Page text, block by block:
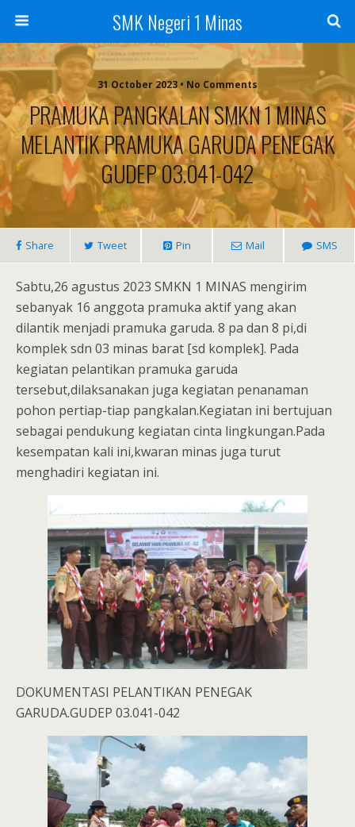
SMK Negeri 1 Minas
31 October 2023 • No Comments
PRAMUKA PANGKALAN SMKN 1 MINAS
MELANTIK PRAMUKA GARUDA PENEGAK
GUDEP 03.041-042
Share Tweet Pin Mail SMS
Sabtu,26 agustus 2023 SMKN 1 MINAS mengirim
sebanyak 16 anggota pramuka aktif yang akan
dilantik menjadi pramuka garuda. 8 pa dan 8 pi,di
komplek sdn 03 minas barat [sd komplek]. Pada
kegiatan pelantikan pramuka garuda
tersebut,dilaksanakan juga kegiatan penanaman
pohon pertiap-tiap pangkalan.Kegiatan ini bertujuan
sebagai pendukung kegiatan cinta lingkungan.Pada
kesempatan kali ini,kwaran minas juga turut
menghadiri kegiatan ini.
DOKUMENTASI PELANTIKAN PENEGAK
GARUDA.GUDEP 03.041-042